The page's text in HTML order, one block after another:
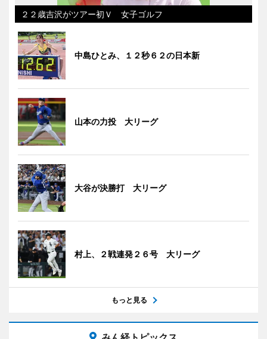
２２歳吉沢がツアー初Ｖ 女子ゴルフ
中島ひとみ、１２秒６２の日本新
山本の力投 大リーグ
大谷が決勝打 大リーグ
村上、２戦連発２６号 大リーグ
もっと見る